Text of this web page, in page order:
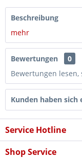
Beschreibung
mehr
Bewertungen
0
Bewertungen
Kunden haben sich
Service Hotline
Shop Service